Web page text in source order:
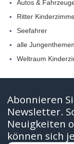
Autos &
Ritter
Seefahrer
alle Jungenthemen
Weltraum
Abonnieren
Newsletter.
Neuigkeiten
können sich